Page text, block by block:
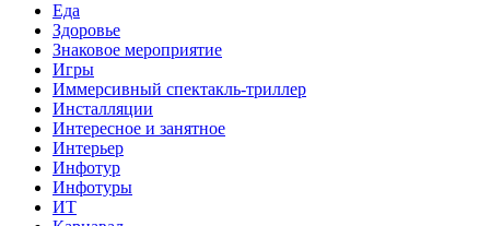
Еда
Здоровье
Знаковое мероприятие
Игры
Иммерсивный спектакль-триллер
Инсталляции
Интересное и занятное
Интерьер
Инфотур
Инфотуры
ИТ